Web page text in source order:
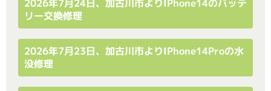
2026年7月24日、加古川市よりiPhone14のバッテ
リー交換修理
2026年7月23日、加古川市よりiPhone14Proの水
没修理